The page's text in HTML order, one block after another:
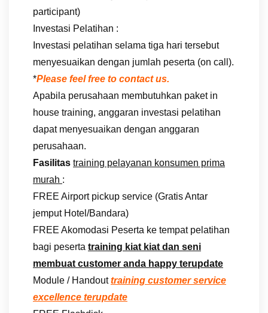
participant)
Investasi Pelatihan :
Investasi pelatihan selama tiga hari tersebut
menyesuaikan dengan jumlah peserta (on call).
*Please feel free to contact us.
Apabila perusahaan membutuhkan paket in
house training, anggaran investasi pelatihan
dapat menyesuaikan dengan anggaran
perusahaan.
Fasilitas training pelayanan konsumen prima
murah :
FREE Airport pickup service (Gratis Antar
jemput Hotel/Bandara)
FREE Akomodasi Peserta ke tempat pelatihan
bagi peserta training kiat kiat dan seni
membuat customer anda happy terupdate
Module / Handouttraining customer service
excellence terupdate